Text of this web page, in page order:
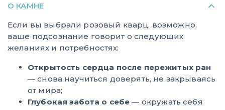
О КАМНЕ
Если вы выбрали розовый кварц, возможно,
ваше подсознание говорит о следующих
желаниях и потребностях:
Открытость сердца после пережитых ран
— снова научиться доверять, не закрываясь
от мира;
Глубокая забота о себе — окружать себя